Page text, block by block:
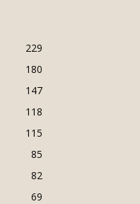
229
180
147
118
115
85
82
69